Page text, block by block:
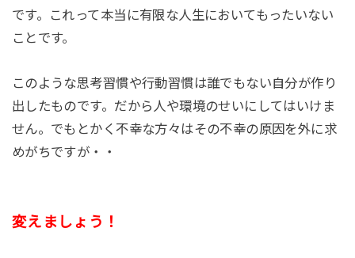
です。これって本当に有限な人生においてもったいない
ことです。
このような思考習慣や行動習慣は誰でもない自分が作り
出したものです。だから人や環境のせいにしてはいけま
せん。でもとかく不幸な方々はその不幸の原因を外に求
めがちですが・・
変えましょう！